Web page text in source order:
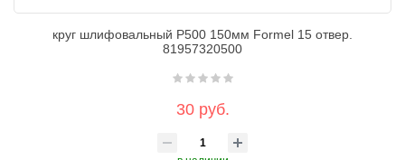
круг шлифовальный P500 150мм Formel 15 отвер.
81957320500
30 руб.